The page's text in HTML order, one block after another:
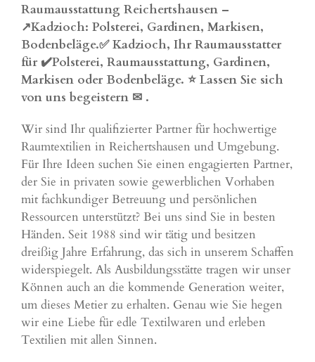
Raumausstattung Reichertshausen –
↗️Kadzioch: Polsterei, Gardinen, Markisen,
Bodenbeläge.✅ Kadzioch, Ihr Raumausstatter
für ✔️Polsterei, Raumausstattung, Gardinen,
Markisen oder Bodenbeläge. ⭐ Lassen Sie sich
von uns begeistern ✉ .
Wir sind Ihr qualifizierter Partner für hochwertige
Raumtextilien in Reichertshausen und Umgebung.
Für Ihre Ideen suchen Sie einen engagierten Partner,
der Sie in privaten sowie gewerblichen Vorhaben
mit fachkundiger Betreuung und persönlichen
Ressourcen unterstützt? Bei uns sind Sie in besten
Händen. Seit 1988 sind wir tätig und besitzen
dreißig Jahre Erfahrung, das sich in unserem Schaffen
widerspiegelt. Als Ausbildungsstätte tragen wir unser
Können auch an die kommende Generation weiter,
um dieses Metier zu erhalten. Genau wie Sie hegen
wir eine Liebe für edle Textilwaren und erleben
Textilien mit allen Sinnen.